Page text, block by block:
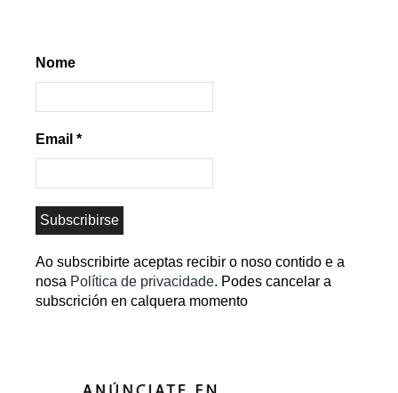
Nome
Email *
Ao subscribirte aceptas recibir o noso contido e a
nosa Política de privacidade. Podes cancelar a
subscrición en calquera momento